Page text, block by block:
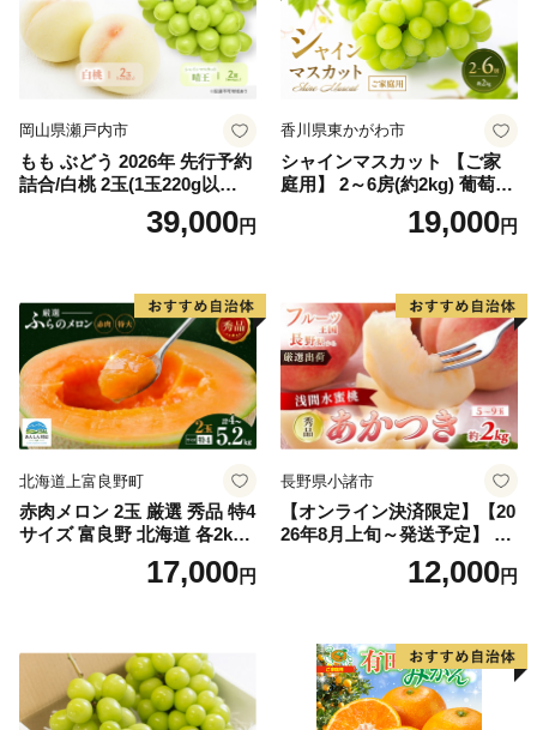
岡山県瀬戸内市
もも ぶどう 2026年 先行予約
詰合/白桃 2玉(1玉220g以
上)・シャインマスカット 晴
39,000円
香川県東かがわ市
シャインマスカット 【ご家
庭用】 2～6房(約2kg) 葡萄 ぶ
どう ブドウ フルーツ 果物 く
だもの 果実 旬の果物 旬のフ
19,000円
北海道上富良野町
赤肉メロン 2玉 厳選 秀品 特4
サイズ 富良野 北海道 各2kg
～2.6kg 2玉 セット ファーム
富良野 メロン めろん 果物 く
17,000円
長野県小諸市
【オンライン決済限定】【20
26年8月上旬～発送予定】 先
行予約 「浅間水蜜桃プレミ
アム」 もも あかつき 秀品 約
果肉 長野県産 小諸市
12,000円